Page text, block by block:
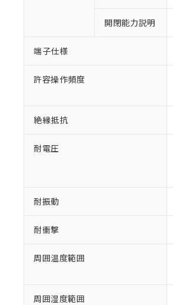
開閉能力説明
端子仕様
許容操作頻度
絶縁抵抗
耐電圧
耐振動
耐衝撃
周囲温度範囲
周囲湿度範囲